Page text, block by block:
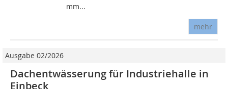
mm...
mehr
Ausgabe 02/2026
Dachentwässerung für Industriehalle in
Einbeck